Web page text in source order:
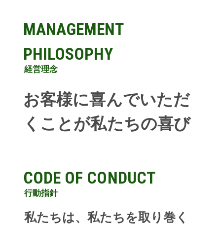
MANAGEMENT
PHILOSOPHY
経営理念
お客様に喜んでいただ
くことが私たちの喜び
CODE OF CONDUCT
行動指針
私たちは、私たちを取り巻く